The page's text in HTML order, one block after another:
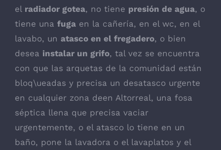
el radiador gotea, no tiene presión de agua, o
tiene una fuga en la cañería, en el wc, en el
lavabo, un atasco en el fregadero, o bien
desea instalar un grifo, tal vez se encuentra
con que las arquetas de la comunidad están
bloq\ueadas y precisa un desatasco urgente
en cualquier zona deen Altorreal, una fosa
séptica llena que precisa vaciar
urgentemente, o el atasco lo tiene en un
baño, pone la lavadora o el lavaplatos y el